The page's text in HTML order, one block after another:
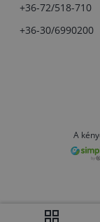
+36-72/518-710
+36-30/6990200
A